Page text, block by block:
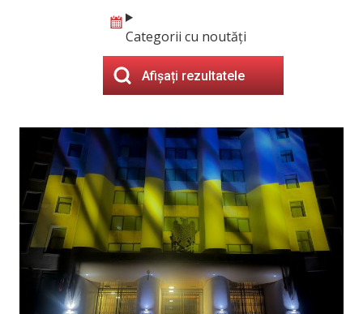
Categorii cu noutăți
Afișați rezultatele